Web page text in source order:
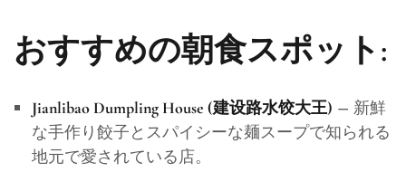
おすすめの朝食スポット:
Jianlibao Dumpling House (建设路水饺大王) – 新鮮
な手作り餃子とスパイシーな麺スープで知られる
地元で愛されている店。